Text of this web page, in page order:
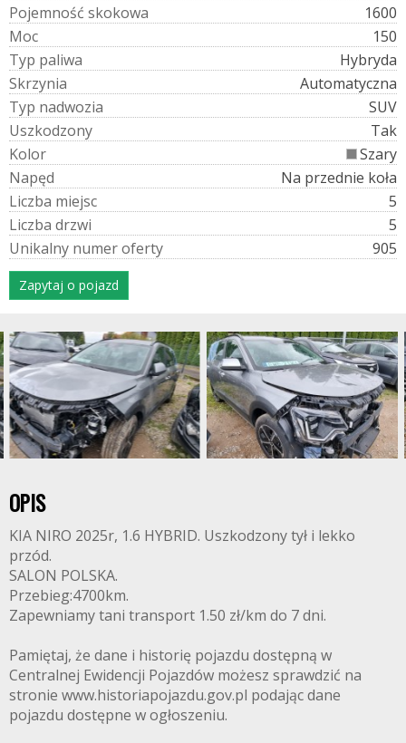
Pojemność skokowa
1600
Moc
150
Typ paliwa
Hybryda
Skrzynia
Automatyczna
Typ nadwozia
SUV
Uszkodzony
Tak
Kolor
Szary
Napęd
Na przednie koła
Liczba miejsc
5
Liczba drzwi
5
Unikalny numeroferty 905
Zapytaj o pojazd
OPIS
KIA NIRO 2025r, 1.6 HYBRID. Uszkodzony tył i lekko
przód.
SALON POLSKA.
Przebieg:4700km.
Zapewniamy tani transport 1.50 zł/km do 7 dni.
Pamiętaj, że dane i historię pojazdu dostępną w
Centralnej Ewidencji Pojazdów możesz sprawdzić na
stronie www.historiapojazdu.gov.pl podając dane
pojazdu dostępne w ogłoszeniu.